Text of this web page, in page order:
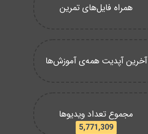
همراه فایل‌های تمرین
آخرین آپدیت همه‌ی آموزش‌ها
مجموع تعداد ویدیوها
5,771,309